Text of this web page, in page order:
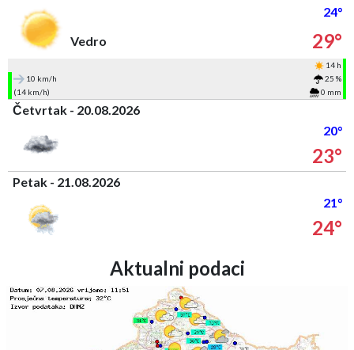
24°
Vedro
29°
14 h
10 km/h
25 %
(14 km/h)
0 mm
Četvrtak - 20.08.2026
20°
23°
Petak - 21.08.2026
21°
24°
Aktualni podaci